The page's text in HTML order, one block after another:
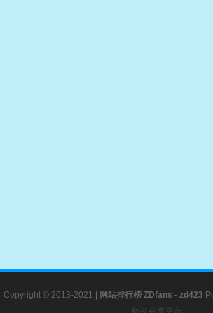
Copyright © 2013-2021 网站排行榜ZDfans - zd423